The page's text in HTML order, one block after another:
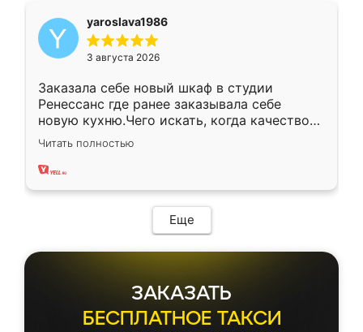
yaroslava1986
3 августа 2026
Заказала себе новый шкаф в студии
Ренессанс где ранее заказывала себе
новую кухню.Чего искать, когда качеством
вполне довольна. Служит кухня уже почти
два года, нареканий нет.
Читать полностью
Еще
ЗАКАЗАТЬ
БЕСПЛАТНОЕ ТАКСИ